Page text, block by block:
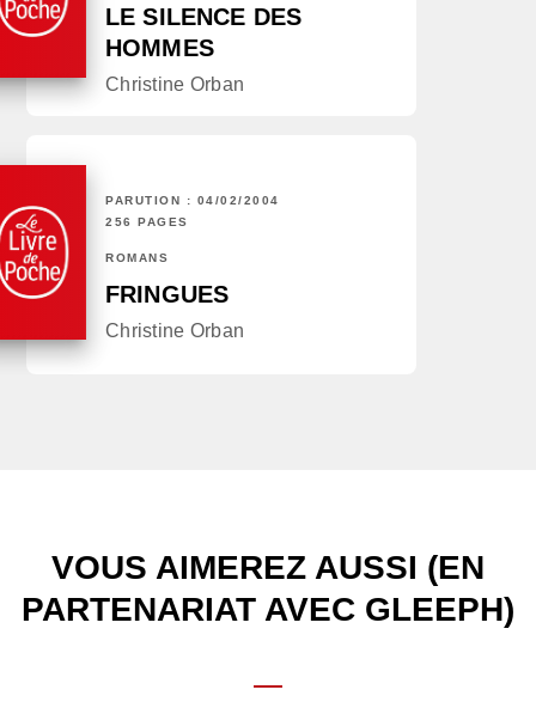
LE SILENCE DES
HOMMES
Christine Orban
PARUTION : 04/02/2004
256 PAGES
ROMANS
FRINGUES
Christine Orban
VOUS AIMEREZ AUSSI (EN
PARTENARIAT AVEC GLEEPH)